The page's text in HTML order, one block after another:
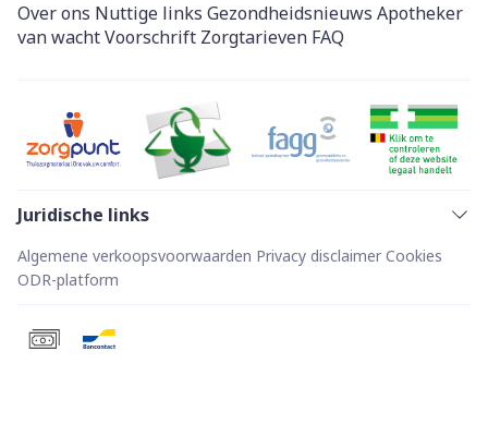
Over ons Nuttige links Gezondheidsnieuws Apotheker
van wachtVoorschrift Zorgtarieven FAQ
Juridische links
Algemene verkoopsvoorwaarden Privacy disclaimer Cookies
ODR-platform